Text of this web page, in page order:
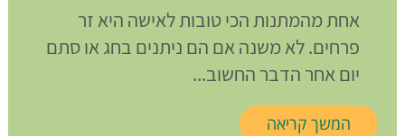
אחת מהמתנות הכי טובות לאישה היא זר
פרחים. לא משנה אם הם ניתנים בחג או סתם
יום אחר הדבר החשוב...
המשך קריאה